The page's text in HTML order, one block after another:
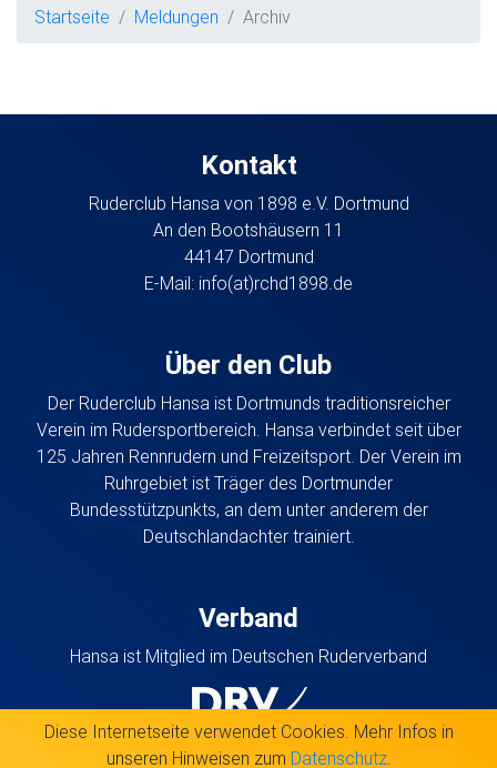
Startseite Meldungen Archiv
Kontakt
Ruderclub Hansa von 1898 e.V. Dortmund
An den Bootshäusern 11
44147 Dortmund
E-Mail: info(at)rchd1898.de
Über den Club
Der Ruderclub Hansa ist Dortmunds traditionsreicher
Verein im Rudersportbereich. Hansa verbindet seit über
125 Jahren Rennrudern und Freizeitsport. Der Verein im
Ruhrgebiet ist Träger des Dortmunder
Bundesstützpunkts, an dem unter anderem der
Deutschlandachter trainiert.
Verband
Hansa ist Mitglied im Deutschen Ruderverband
Diese Internetseite verwendet Cookies. Mehr Infos in
unseren Hinweisen zum Datenschutz.